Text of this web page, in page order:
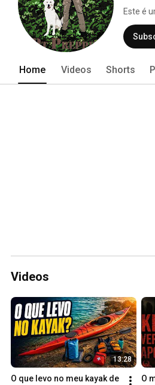
Este é
em
simples
Home Videos Shorts
Videos
13:28
O que levo no meu kayak de
O